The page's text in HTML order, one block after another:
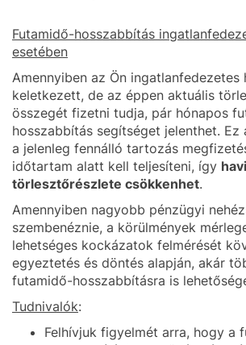
Futamidő-hosszabbítás
esetében
Amennyiben az Ön ingatlanfedezetes
keletkezett, de az éppen aktuális
összegét fizetni tudja, pár hónapos
hosszabbítás segítséget jelenthet. Ez
a jelenleg fennálló tartozás
időtartam alatt kell teljesíteni, így havi
törlesztőrészlete csökkenhet.
Amennyiben nagyobb pénzügyi
szembenéznie, a körülmények
lehetséges kockázatok felmérését
egyeztetés és döntés alapján, akár
futamidő-hosszabbításra is
Tudnivalók:
Felhívjuk figyelmét arra, hogy a